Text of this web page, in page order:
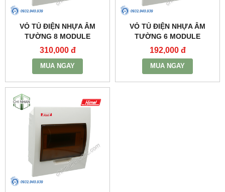
VỎ TỦ ĐIỆN NHỰA ÂM
TƯỜNG 8 MODULE
(198X200X90) -
HDPZ50PR8IP30F - HIMEL
310,000 đ
MUA NGAY
VỎ TỦ ĐIỆN NHỰA ÂM
TƯỜNG 6 MODULE
(162X200X90) -
HDPZ50PR6IP30F - HIMEL
192,000 đ
MUA NGAY